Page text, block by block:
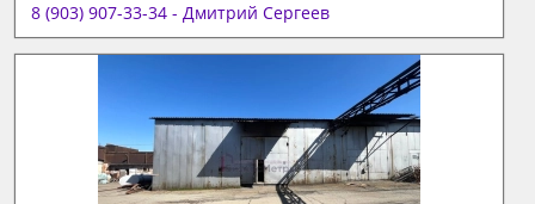
8 (903) 907-33-34 - Дмитрий Сергеев